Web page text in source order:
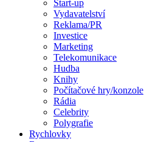
Start-up
Vydavatelství
Reklama/PR
Investice
Marketing
Telekomunikace
Hudba
Knihy
Počítačové hry/konzole
Rádia
Celebrity
Polygrafie
Rychlovky